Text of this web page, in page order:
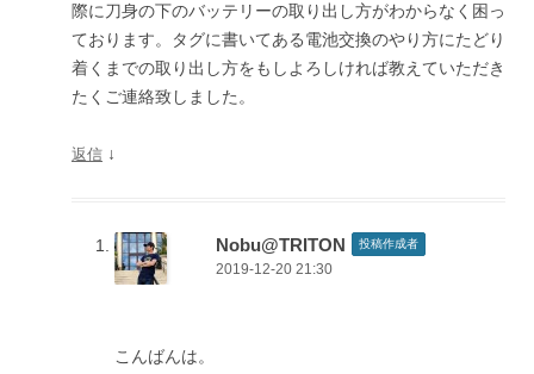
際に刀身の下のバッテリーの取り出し方がわからなく困っ
ております。タグに書いてある電池交換のやり方にたどり
着くまでの取り出し方をもしよろしければ教えていただき
たくご連絡致しました。
返信 ↓
Nobu@TRITON 投稿作成者
2019-12-20 21:30
こんばんは。